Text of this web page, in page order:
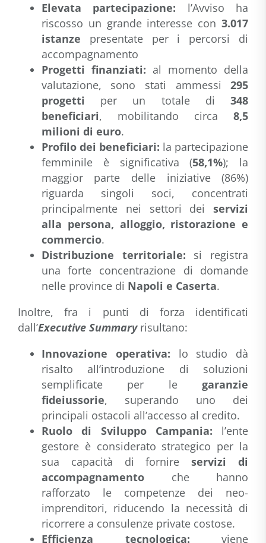
Elevata partecipazione: l’Avviso ha
riscosso un grande interesse con3.017
istanze presentate per i percorsi di
accompagnamento
Progetti finanziati: al momento della
valutazione, sono stati ammessi295
progetti per un totale di348
beneficiari, mobilitando circa8,5
milioni di euro.
Profilo dei beneficiari: la partecipazione
femminile è significativa (58,1%); la
maggior parte delle iniziative (86%)
riguarda singoli soci, concentrati
principalmente nei settori deiservizi
alla persona, alloggio, ristorazione e
commercio.
Distribuzione territoriale: si registra
una forte concentrazione di domande
nelle province di Napoli e Caserta.
Inoltre, fra i punti di forza identificati
dall’Executive Summaryrisultano:
Innovazione operativa: lo studio dà
risalto all’introduzione di soluzioni
semplificate per legaranzie
fideiussorie, superando uno dei
principali ostacoli all’accesso al credito.
Ruolo di Sviluppo Campania: l’ente
gestore è considerato strategico per la
sua capacità di fornireservizi di
accompagnamentoche hanno
rafforzato le competenze dei neo-
imprenditori, riducendo la necessità di
ricorrere a consulenze private costose.
Efficienza tecnologica: viene